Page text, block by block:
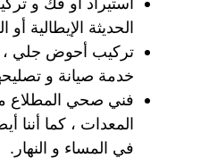
الحديثة الإيطالية أو
تركيب أحوض جلي
خدمة صيانة و
فني صحي المطلاع
المعدات ، كما أننا
في المساء و النهار.